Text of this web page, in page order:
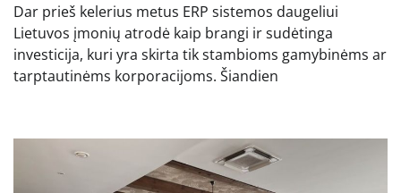
Dar prieš kelerius metus ERP sistemos daugeliui
Lietuvos įmonių atrodė kaip brangi ir sudėtinga
investicija, kuri yra skirta tik stambioms gamybinėms ar
tarptautinėms korporacijoms. Šiandien